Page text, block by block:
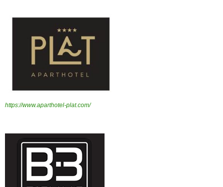
https://www.aparthotel-plat.com/